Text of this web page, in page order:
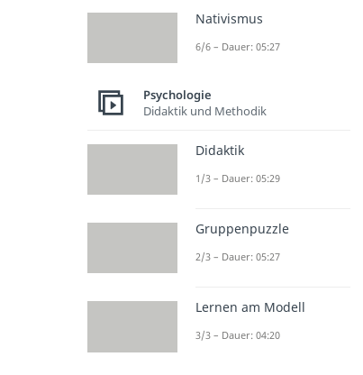
Nativismus
6/6 – Dauer: 05:27
Psychologie
Didaktik und Methodik
Didaktik
1/3 – Dauer: 05:29
Gruppenpuzzle
2/3 – Dauer: 05:27
Lernen am Modell
3/3 – Dauer: 04:20